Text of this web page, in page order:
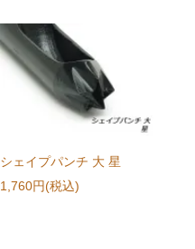
シェイプパンチ 大 星
1,760円(税込)